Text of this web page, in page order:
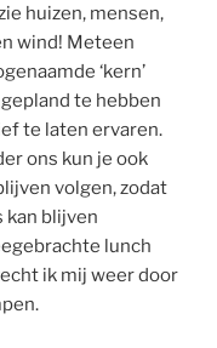
huizen, mensen,
wind! Meteen
‘kern’
te hebben
te laten ervaren.
ons kun je ook
volgen, zodat
kan blijven
lunch
ik mij weer door